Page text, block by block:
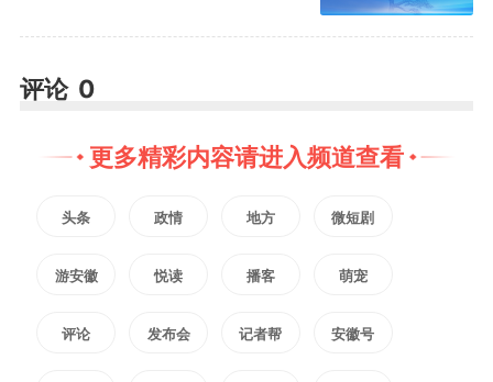
评论 0
更多精彩内容请进入频道查看
头条 政情 地方 微短剧
游安徽 悦读 播客 萌宠
评论 发布会 记者帮 安徽号